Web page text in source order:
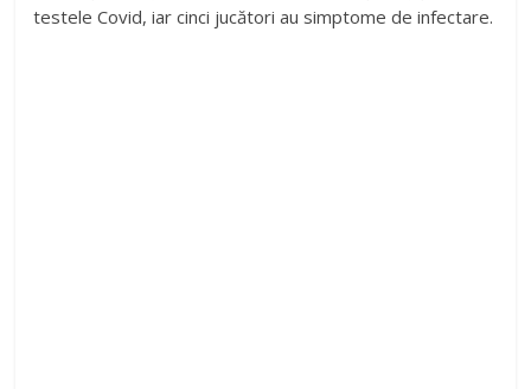
testele Covid, iar cinci jucători au simptome de infectare.